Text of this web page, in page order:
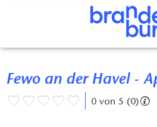
Fewo an der Havel -
0 von 5 (0)